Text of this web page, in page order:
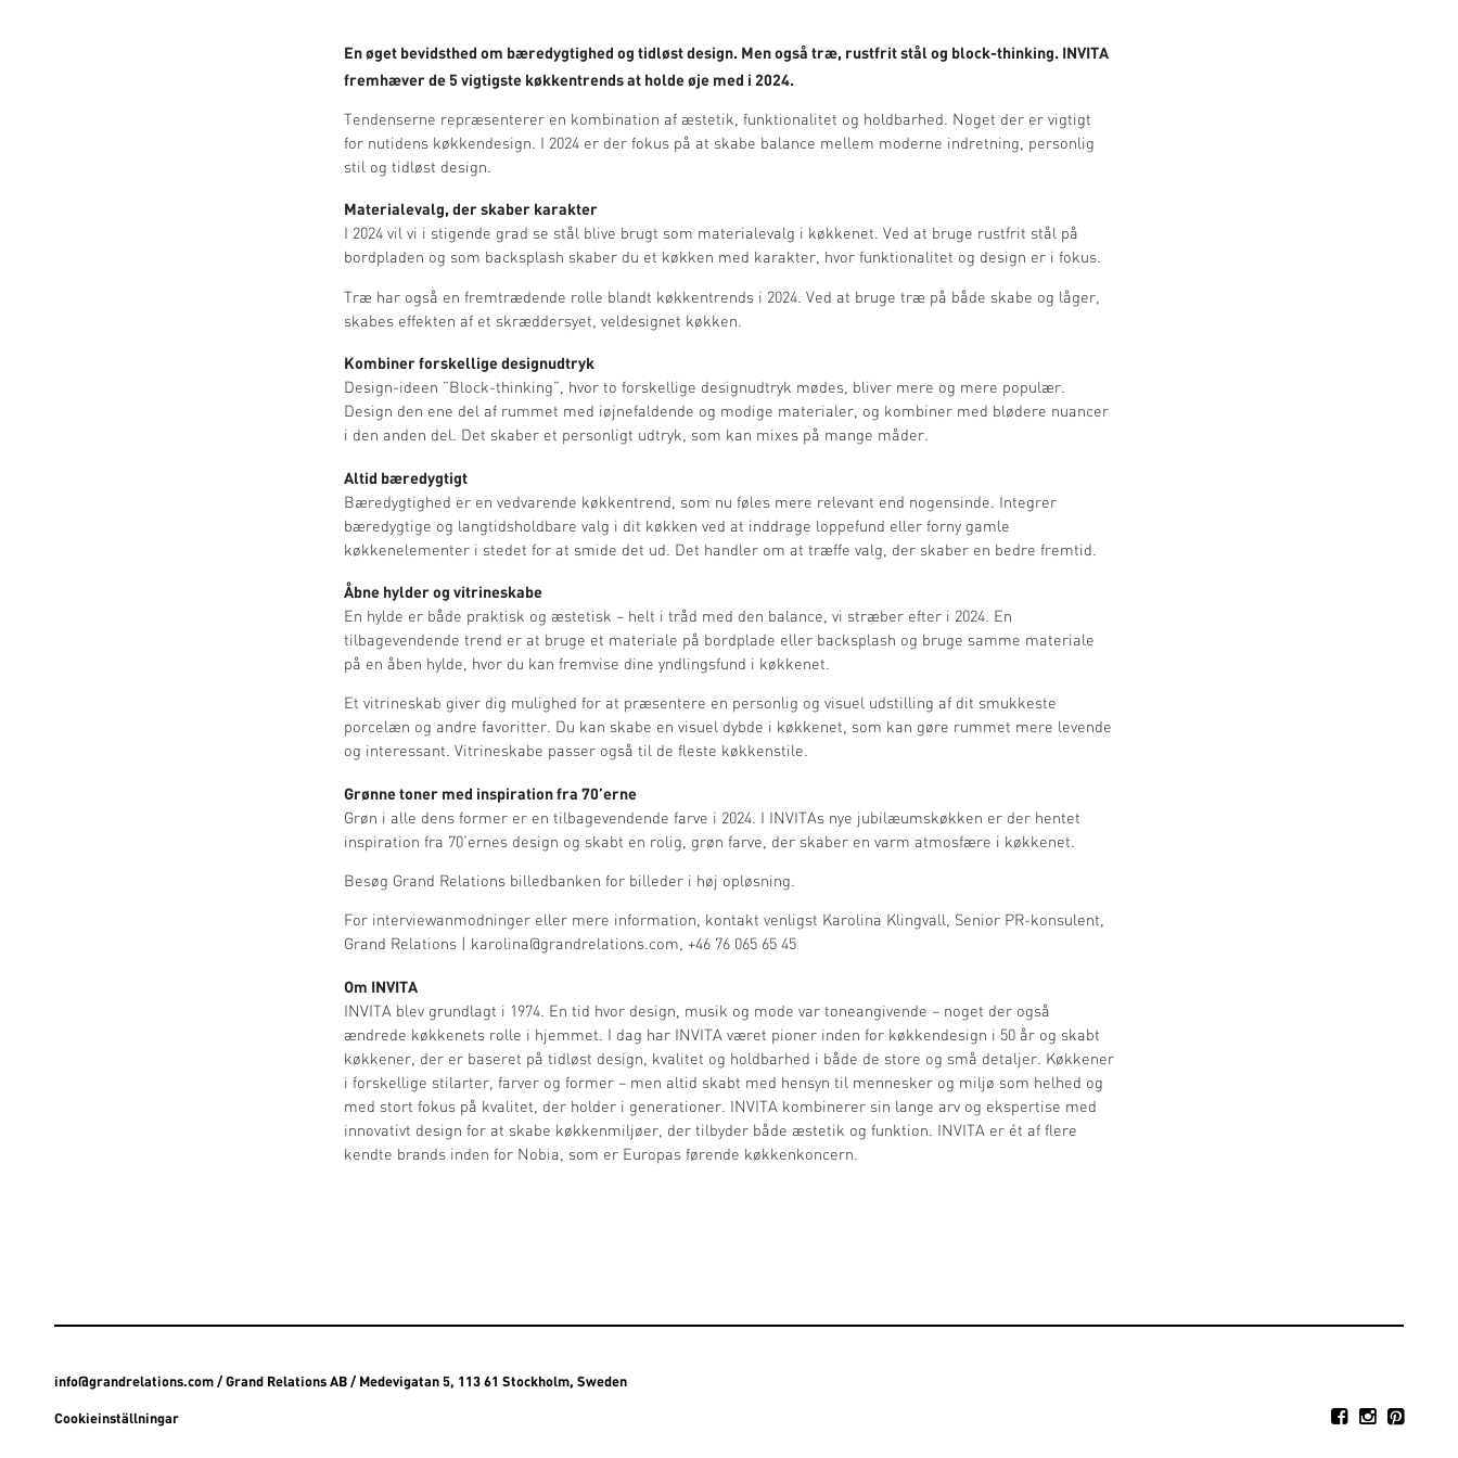
En øget bevidsthed om bæredygtighed og tidløst design. Men også træ, rustfrit stål og block-thinking. INVITA
fremhæver de 5 vigtigste køkkentrends at holde øje med i 2024.
Tendenserne repræsenterer en kombination af æstetik, funktionalitet og holdbarhed. Noget der er vigtigt
for nutidens køkkendesign. I 2024 er der fokus på at skabe balance mellem moderne indretning, personlig
stil og tidløst design.
Materialevalg, der skaber karakter
I 2024 vil vi i stigende grad se stål blive brugt som materialevalg i køkkenet. Ved at bruge rustfrit stål på
bordpladen og som backsplash skaber du et køkken med karakter, hvor funktionalitet og design er i fokus.
Træ har også en fremtrædende rolle blandt køkkentrends i 2024. Ved at bruge træ på både skabe og låger,
skabes effekten af et skræddersyet, veldesignet køkken.
Kombiner forskellige designudtryk
Design-ideen ”Block-thinking”, hvor to forskellige designudtryk mødes, bliver mere og mere populær.
Design den ene del af rummet med iøjnefaldende og modige materialer, og kombiner med blødere nuancer
i den anden del. Det skaber et personligt udtryk, som kan mixes på mange måder.
Altid bæredygtigt
Bæredygtighed er en vedvarende køkkentrend, som nu føles mere relevant end nogensinde. Integrer
bæredygtige og langtidsholdbare valg i dit køkken ved at inddrage loppefund eller forny gamle
køkkenelementer i stedet for at smide det ud. Det handler om at træffe valg, der skaber en bedre fremtid.
Åbne hylder og vitrineskabe
En hylde er både praktisk og æstetisk – helt i tråd med den balance, vi stræber efter i 2024. En
tilbagevendende trend er at bruge et materiale på bordplade eller backsplash og bruge samme materiale
på en åben hylde, hvor du kan fremvise dine yndlingsfund i køkkenet.
Et vitrineskab giver dig mulighed for at præsentere en personlig og visuel udstilling af dit smukkeste
porcelæn og andre favoritter. Du kan skabe en visuel dybde i køkkenet, som kan gøre rummet mere levende
og interessant. Vitrineskabe passer også til de fleste køkkenstile.
Grønne toner med inspiration fra 70’erne
Grøn i alle dens former er en tilbagevendende farve i 2024. I INVITAs nye jubilæumskøkken er der hentet
inspiration fra 70’ernes design og skabt en rolig, grøn farve, der skaber en varm atmosfære i køkkenet.
Besøg Grand Relations billedbanken for billeder i høj opløsning.
For interviewanmodninger eller mere information, kontakt venligst Karolina Klingvall, Senior PR-konsulent,
Grand Relations | karolina@grandrelations.com, +46 76 065 65 45
Om INVITA
INVITA blev grundlagt i 1974. En tid hvor design, musik og mode var toneangivende – noget der også
ændrede køkkenets rolle i hjemmet. I dag har INVITA været pioner inden for køkkendesign i 50 år og skabt
køkkener, der er baseret på tidløst design, kvalitet og holdbarhed i både de store og små detaljer. Køkkener
i forskellige stilarter, farver og former – men altid skabt med hensyn til mennesker og miljø som helhed og
med stort fokus på kvalitet, der holder i generationer. INVITA kombinerer sin lange arv og ekspertise med
innovativt design for at skabe køkkenmiljøer, der tilbyder både æstetik og funktion. INVITA er ét af flere
kendte brands inden for Nobia, som er Europas førende køkkenkoncern.
info@grandrelations.com/ Grand Relations AB / Medevigatan 5, 113 61 Stockholm, Sweden
Cookieinställningar